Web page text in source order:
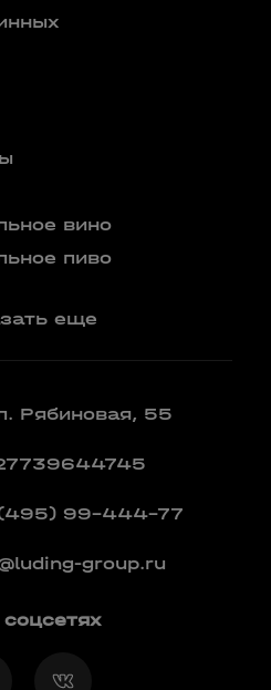
вино
пиво
еще
Рябиновая, 55
99-444-77
group.ru